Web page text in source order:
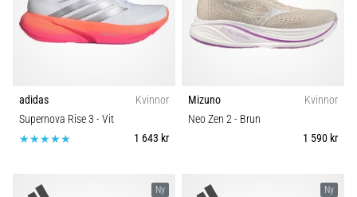
adidas
Kvinnor
Supernova Rise 3 - Vit
1 643 kr
Mizuno
Kvinnor
Neo Zen 2- Brun
1 590 kr
Ny Ny